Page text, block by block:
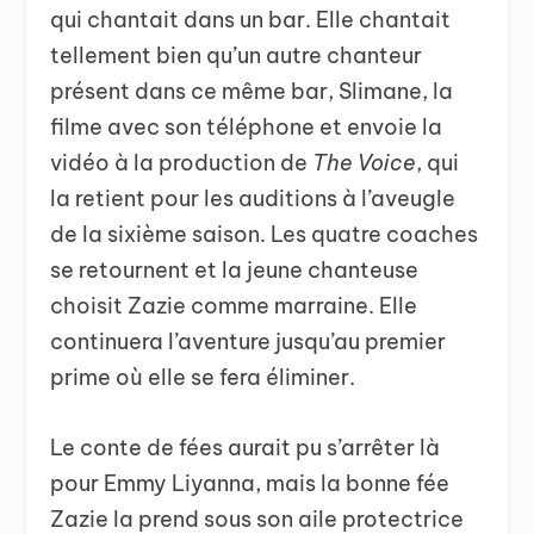
qui chantait dans un bar. Elle chantait
tellement bien qu’un autre chanteur
présent dans ce même bar, Slimane, la
filme avec son téléphone et envoie la
vidéo à la production de The Voice, qui
la retient pour les auditions à l’aveugle
de la sixième saison. Les quatre coaches
se retournent et la jeune chanteuse
choisit Zazie comme marraine. Elle
continuera l’aventure jusqu’au premier
prime où elle se fera éliminer.
Le conte de fées aurait pu s’arrêter là
pour Emmy Liyanna, mais la bonne fée
Zazie la prend sous son aile protectrice